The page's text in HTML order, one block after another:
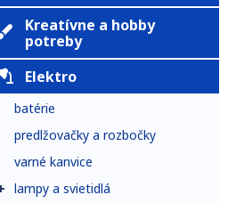
Kreatívne a hobby
potreby
Elektro
batérie
predlžovačky a rozbočky
varné kanvice
lampy a svietidlá